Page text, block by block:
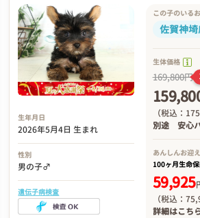
生年月日
2026年5月4日 生まれ
性別
男の子♂
遺伝子病検査
この子のいる
佐賀神埼
生体価格
169,800円
（税込：
別途 安心
あんしんお迎え
100ヶ月生命保
59,925
（税込：
詳細はこち